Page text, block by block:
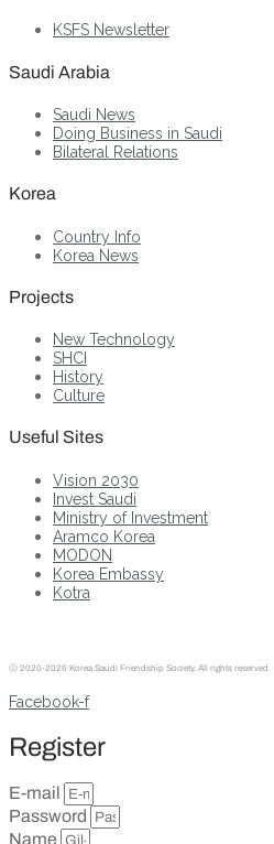
KSFS Newsletter
Saudi Arabia
Saudi News
Doing Business in Saudi
Bilateral Relations
Korea
Country Info
Korea News
Projects
New Technology
SHCI
History
Culture
Useful Sites
Vision 2030
Invest Saudi
Ministry of Investment
Aramco Korea
MODON
Korea Embassy
Kotra
ⓒ 2020-2026 Korea Saudi Friendship Society. All rights reserved.
Facebook-f
Register
E-mail
Password
Name